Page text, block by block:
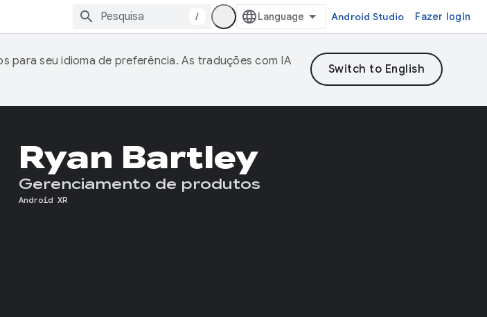
/ Android Studio Fazer login
para seu idioma de preferência. As traduções com IA
Ryan Bartley
Gerenciamento de produtos
Android XR